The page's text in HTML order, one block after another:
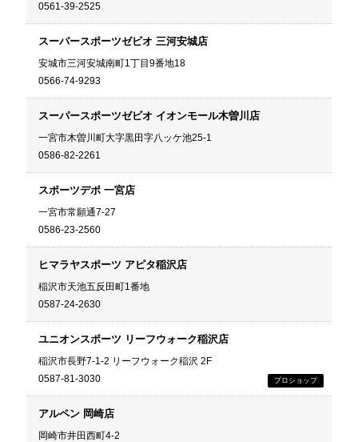
0561-39-2525
スーパースポーツゼビオ 三河安城店
安城市三河安城南町1丁目9番地18
0566-74-9293
スーパースポーツゼビオ イオンモール木曽川店
一宮市木曽川町大字黒田字八ッケ池25-1
0586-82-2261
スポーツデポ 一宮店
一宮市常願通7-27
0586-23-2560
ヒマラヤスポーツ アピタ稲沢店
稲沢市天池五反田町1番地
0587-24-2630
ユニオンスポーツ リーフウォーク稲沢店
稲沢市長野7-1-2 リーフウォーク稲沢 2F
0587-81-3030
アルペン 岡崎店
岡崎市井田西町4-2